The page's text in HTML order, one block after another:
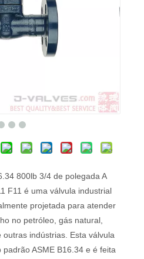
800lb 3/4 de polegada A
F11 é uma válvula industrial
projetada para atender
no petróleo, gás natural,
indústrias. Esta válvula
ASME B16.34 e é feita